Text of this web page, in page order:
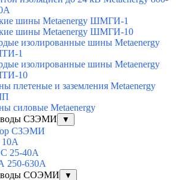
шины Metaenergy ШМГИ-1
шины Metaenergy ШМГИ-10
изолированные шины Metaenergy
1
изолированные шины Metaenergy
10
плетеные и заземления Metaenergy
силовые Metaenergy
СЗЭМИ
▼
СЗЭМИ
25-40А
250-630А
СОЭМИ
▼